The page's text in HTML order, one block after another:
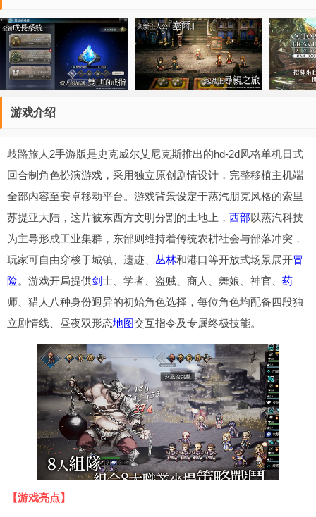
游戏介绍
歧路旅人2手游版是史克威尔艾尼克斯推出的hd-2d风格单机日式
回合制角色扮演游戏，采用独立原创剧情设计，完整移植主机端
全部内容至安卓移动平台。游戏背景设定于蒸汽朋克风格的索里
苏提亚大陆，这片被东西方文明分割的土地上， 西部以蒸汽科技
为主导形成工业集群，东部则维持着传统农耕社会与部落冲突，
玩家可自由穿梭于城镇、遗迹、 丛林和港口等开放式场景展开冒
险。游戏开局提供剑士、学者、盗贼、商人、舞娘、神官、 药
师、猎人八种身份迥异的初始角色选择，每位角色均配备四段独
立剧情线、昼夜双形态地图交互指令及专属终极技能。
【游戏亮点】